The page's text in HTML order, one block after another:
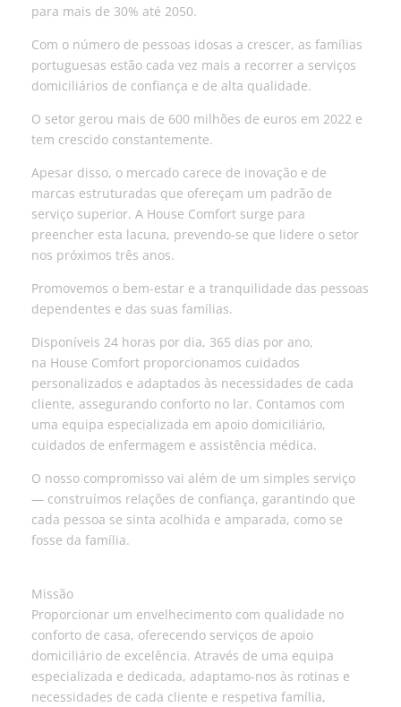
para mais de 30% até 2050.
Com o número de pessoas idosas a crescer, as famílias
portuguesas estão cada vez mais a recorrer a serviços
domiciliários de confiança e de alta qualidade.
O setor gerou mais de 600 milhões de euros em 2022 e
tem crescido constantemente.
Apesar disso, o mercado carece de inovação e de
marcas estruturadas que ofereçam um padrão de
serviço superior. A House Comfort surge para
preencher esta lacuna, prevendo-se que lidere o setor
nos próximos três anos.
Promovemos o bem-estar e a tranquilidade das pessoas
dependentes e das suas famílias.
Disponíveis 24 horas por dia, 365 dias por ano,
na House Comfort proporcionamos cuidados
personalizados e adaptados às necessidades de cada
cliente, assegurando conforto no lar. Contamos com
uma equipa especializada em apoio domiciliário,
cuidados de enfermagem e assistência médica.
O nosso compromisso vai além de um simples serviço
— construímos relações de confiança, garantindo que
cada pessoa se sinta acolhida e amparada, como se
fosse da família.
Missão
Proporcionar um envelhecimento com qualidade no
conforto de casa, oferecendo serviços de apoio
domiciliário de excelência. Através de uma equipa
especializada e dedicada, adaptamo-nos às rotinas e
necessidades de cada cliente e respetiva família,